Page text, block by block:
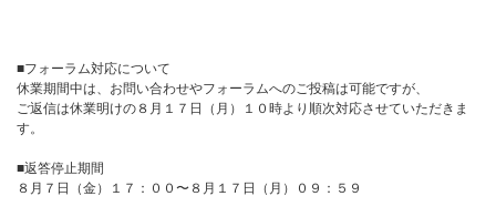
■フォーラム対応について
休業期間中は、お問い合わせやフォーラムへのご投稿は可能ですが、
ご返信は休業明けの８月１７日（月）１０時より順次対応させていただきま
す。
■返答停止期間
８月７日（金）１７：００〜８月１７日（月）０９：５９